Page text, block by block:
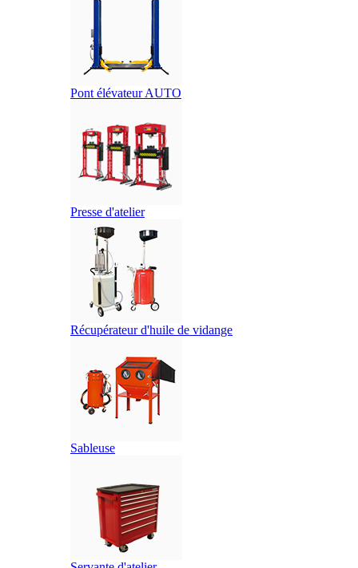
Pont élévateur AUTO
Presse d'atelier
Récupérateur d'huile de vidange
Sableuse